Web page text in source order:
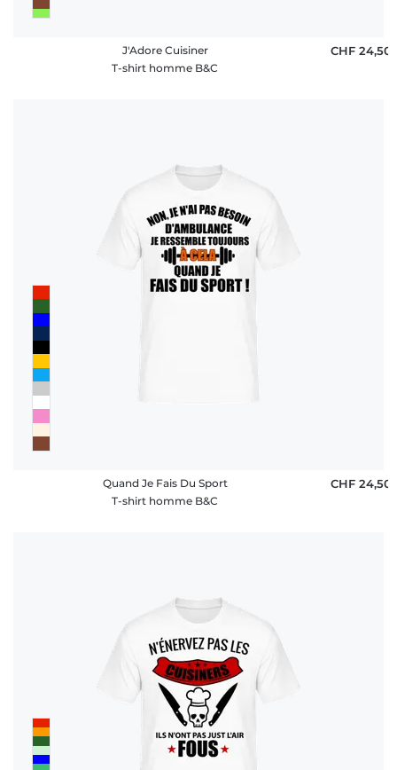
J'Adore Cuisiner
T-shirt homme B&C
CHF 24,50
Quand Je Fais Du Sport
T-shirt homme B&C
CHF 24,50